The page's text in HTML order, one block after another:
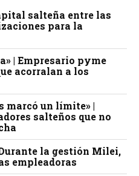
salteña entre las
para la
| Empresario pyme
acorralan a los
marcó un límite» |
salteños que no
la gestión Milei,
empleadoras